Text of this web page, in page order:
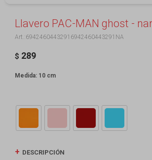
Llavero PAC-MAN ghost -
69424604432916942460443291NA
$ 289
Medida: 10 cm
DESCRIPCIÓN